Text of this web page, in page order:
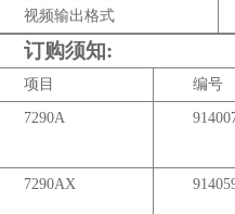
视频输出格式
订购须知:
项目 编号
7290A
7290AX